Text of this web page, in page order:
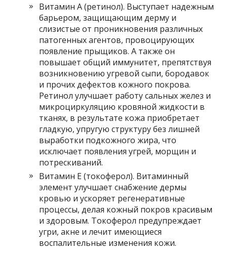
Витамин А (ретинол). Выступает надежным
барьером, защищающим дерму и
слизистые от проникновения различных
патогенных агентов, провоцирующих
появление прыщиков. А также он
повышает общий иммунитет, препятствуя
возникновению угревой сыпи, бородавок
и прочих дефектов кожного покрова.
Ретинол улучшает работу сальных желез и
микроциркуляцию кровяной жидкости в
тканях, в результате кожа приобретает
гладкую, упругую структуру без лишней
выработки подкожного жира, что
исключает появления угрей, морщин и
потрескиваний.
Витамин Е (токоферол). Витаминный
элемент улучшает снабжение дермы
кровью и ускоряет регенеративные
процессы, делая кожный покров красивым
и здоровым. Токоферол предупреждает
угри, акне и лечит имеющиеся
воспалительные изменения кожи.